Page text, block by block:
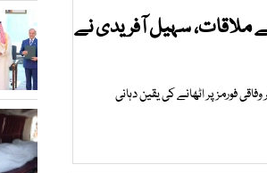
ملاقات، سہیل آفریدی نے
فورمز پر اٹھانے کی یقین دہانی